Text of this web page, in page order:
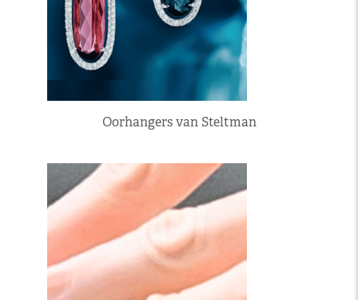
Oorhangers van Steltman